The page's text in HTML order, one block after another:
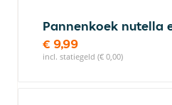
Pannenkoek nutella
€ 9,99
incl. statiegeld (€ 0,00)